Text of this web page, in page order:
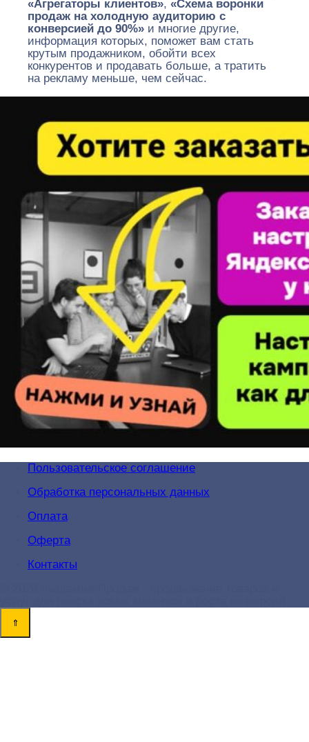
«Агрегаторы клиентов», «Схема воронки
продаж на холодную аудиторию с
конверсией до 90%» и многие другие,
информация которых, поможет вам стать
крутым продажником, обойти всех
конкурентов и продавать больше, а тратить
на рекламу меньше, чем сейчас.
Пользовательское соглашение
Обработка персональных данных
Оплата
Оферта
Контакты